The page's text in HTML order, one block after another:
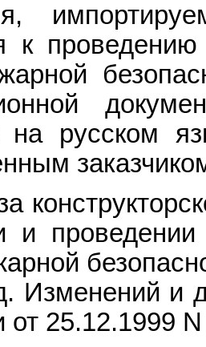
к
на русском
и
Изменений и
25.12.1999